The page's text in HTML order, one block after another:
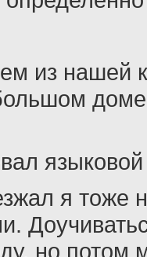
из нашей
я тоже
но потом